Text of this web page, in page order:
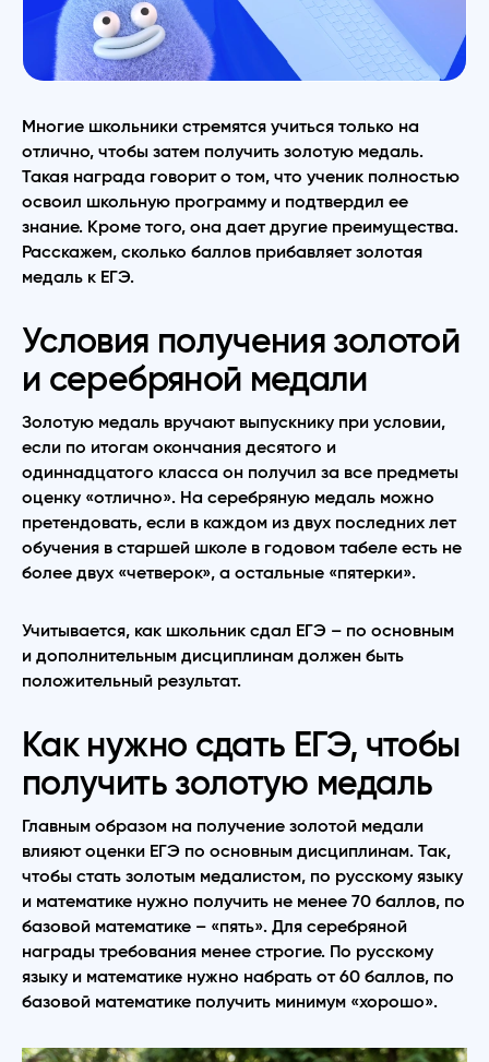
Многие школьники стремятся учиться только на
отлично, чтобы затем получить золотую медаль.
Такая награда говорит о том, что ученик полностью
освоил школьную программу и подтвердил ее
знание. Кроме того, она дает другие преимущества.
Расскажем, сколько баллов прибавляет золотая
медаль к ЕГЭ.
Условия получения золотой
и серебряной медали
Золотую медаль вручают выпускнику при условии,
если по итогам окончания десятого и
одиннадцатого класса он получил за все предметы
оценку «отлично». На серебряную медаль можно
претендовать, если в каждом из двух последних лет
обучения в старшей школе в годовом табеле есть не
более двух «четверок», а остальные «пятерки».
Учитывается, как школьник сдал ЕГЭ – по основным
и дополнительным дисциплинам должен быть
положительный результат.
Как нужно сдать ЕГЭ, чтобы
получить золотую медаль
Главным образом на получение золотой медали
влияют оценки ЕГЭ по основным дисциплинам. Так,
чтобы стать золотым медалистом, по русскому языку
и математике нужно получить не менее 70 баллов, по
базовой математике – «пять». Для серебряной
награды требования менее строгие. По русскому
языку и математике нужно набрать от 60 баллов, по
базовой математике получить минимум «хорошо».